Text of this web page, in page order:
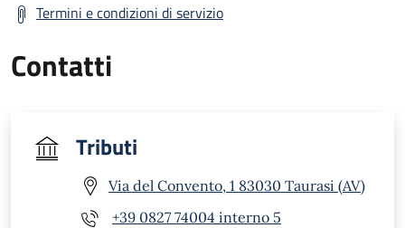
Termini e condizioni di servizio
Contatti
Tributi
Via del Convento, 1 83030 Taurasi (AV)
+39 0827 74004 interno 5